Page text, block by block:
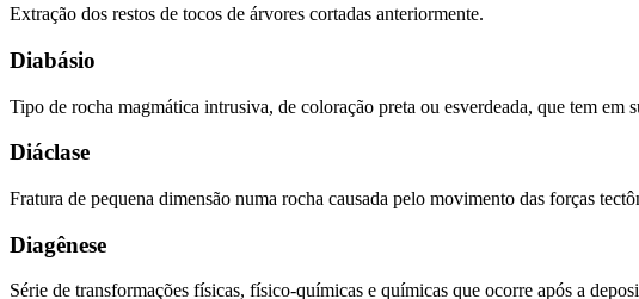
Extração dos restos de tocos de árvores cortadas anteriormente.
Diabásio
Tipo de rocha magmática intrusiva, de coloração preta ou esverdeada, que tem em
Diáclase
Fratura de pequena dimensão numa rocha causada pelo movimento das forças
Diagênese
Série de transformações físicas, físico-químicas e químicas que ocorre após a